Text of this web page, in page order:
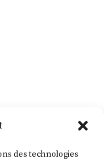
des technologies